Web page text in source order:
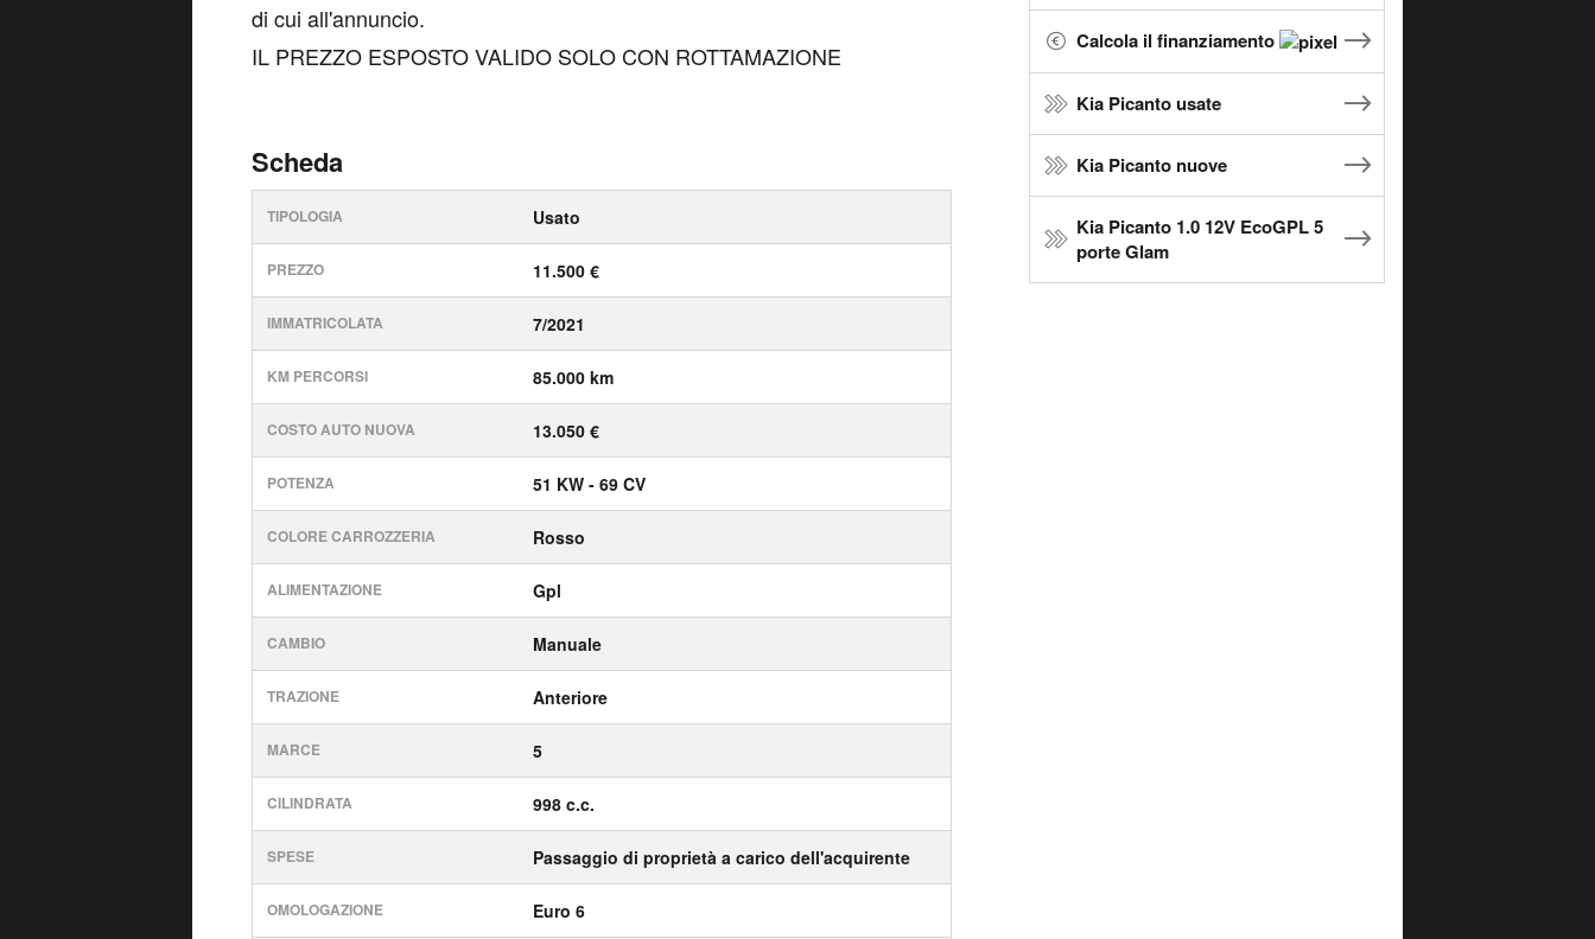
di cui all'annuncio.
IL PREZZO ESPOSTO VALIDO SOLO CON ROTTAMAZIONE
Scheda
TIPOLOGIA Usato
PREZZO 11.500 €
IMMATRICOLATA 7/2021
KM PERCORSI 85.000 km
COSTO AUTO NUOVA 13.050 €
POTENZA 51 KW - 69 CV
COLORE CARROZZERIA Rosso
ALIMENTAZIONE Gpl
CAMBIO Manuale
TRAZIONE Anteriore
MARCE 5
CILINDRATA 998 c.c.
SPESE Passaggio di proprietà a carico dell'acquirente
OMOLOGAZIONE Euro 6
Calcola il finanziamento
Kia Picanto usate
Kia Picanto nuove
Kia Picanto 1.0 12V EcoGPL 5
porte Glam